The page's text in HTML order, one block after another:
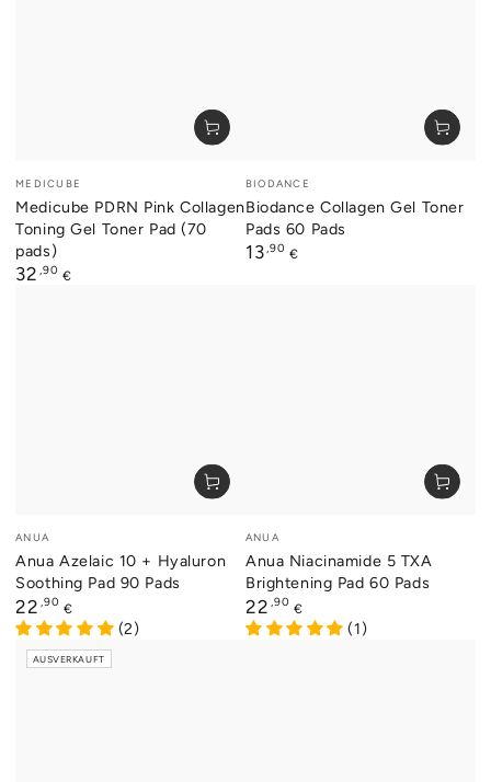
Verkäufer/in:
MEDICUBE
Medicube PDRN Pink Collagen
Toning Gel Toner Pad (70
pads)
Regulärer
32 ,90 €
Verkäufer/in:
BIODANCE
Biodance Collagen Gel Toner
Pads 60 Pads
Regulärer
13,90 €
Verkäufer/in:
ANUA
Anua Azelaic 10 + Hyaluron
Soothing Pad 90 Pads
Regulärer
Preis
22 ,90 €
(2)
Verkäufer/in:
ANUA
Anua Niacinamide 5 TXA
Brightening Pad 60 Pads
Regulärer
Preis
22 ,90 €
(1)
AUSVERKAUFT